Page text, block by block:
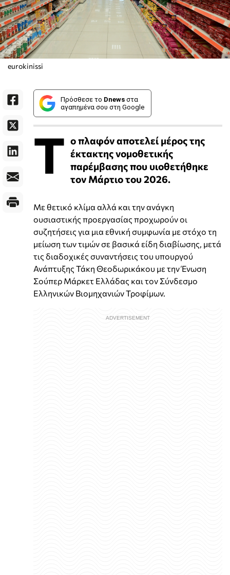
eurokinissi
Πρόσθεσε το Dnews στα
αγαπημένα σου στη Google
Τ ο πλαφόν αποτελεί μέρος της
έκτακτης νομοθετικής
παρέμβασης που υιοθετήθηκε
τον Μάρτιο του 2026.
Με θετικό κλίμα αλλά και την ανάγκη
ουσιαστικής προεργασίας προχωρούν οι
συζητήσεις για μια εθνική συμφωνία με στόχο τη
μείωση των τιμών σε βασικά είδη διαβίωσης, μετά
τις διαδοχικές συναντήσεις του υπουργού
Ανάπτυξης Τάκη Θεοδωρικάκου με την Ένωση
Σούπερ Μάρκετ Ελλάδας και τον Σύνδεσμο
Ελληνικών Βιομηχανιών Τροφίμων.